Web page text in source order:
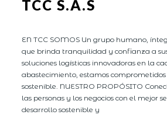
TCC S.A.S
EN TCC SOMOS Un grupo humano,
que brinda tranquilidad y confianza a
soluciones logísticas innovadoras en la
abastecimiento, estamos
sostenible. NUESTRO PROPÓSITO
las personas y los negocios con el mejor
desarrollo sostenible y